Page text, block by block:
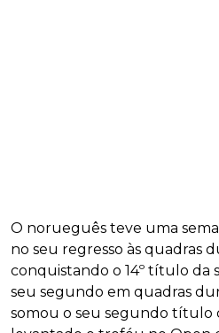
O norueguês teve uma
no seu regresso às quadras
conquistando o 14º título da
seu segundo em quadras
somou o seu segundo título